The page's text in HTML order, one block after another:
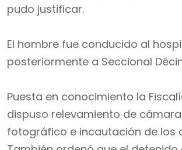
pudo justificar.
El hombre fue conducido al
posteriormente a Seccional
Puesta en conocimiento la
dispuso relevamiento de
fotográfico e incautación de los